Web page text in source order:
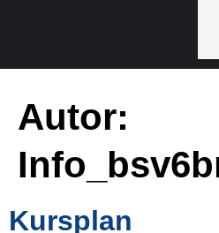
Autor:
Kursplan